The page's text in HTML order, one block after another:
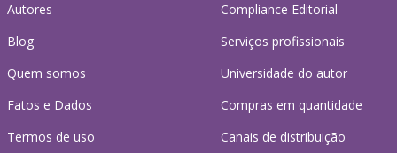
Autores
Blog
Quem somos
Fatos e Dados
Termos de uso
Compliance Editorial
Serviços profissionais
Universidade do autor
Compras em quantidade
Canais de distribuição